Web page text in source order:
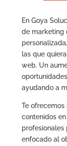
En Goya
de marketing
las que
web. Un
ayudando a
Te
contenidos
profesionales
enfocado al